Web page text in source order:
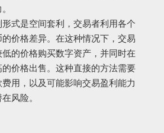
式是空间套利，交易者利用各个
价格差异。在这种情况下，交易
的价格购买数字资产，并同时在
价格出售。这种直接的方法需要
用，以及可能影响交易盈利能力
风险。